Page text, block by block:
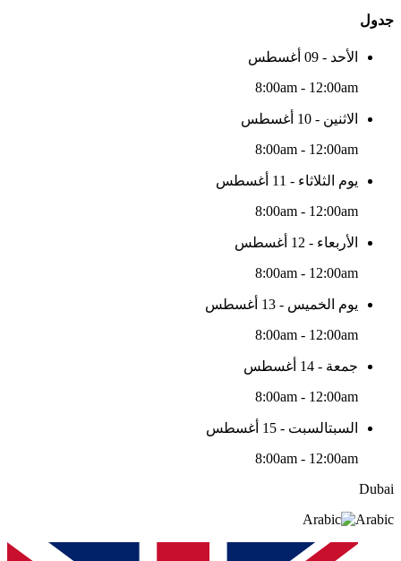
جدول
الأحد - 09 أغسطس
8:00am - 12:00am
الاثنين - 10 أغسطس
8:00am - 12:00am
يوم الثلاثاء - 11 أغسطس
8:00am - 12:00am
الأربعاء - 12 أغسطس
8:00am - 12:00am
يوم الخميس - 13 أغسطس
8:00am - 12:00am
جمعة - 14 أغسطس
8:00am - 12:00am
السبتالسبت - 15 أغسطس
8:00am - 12:00am
Dubai
Arabic